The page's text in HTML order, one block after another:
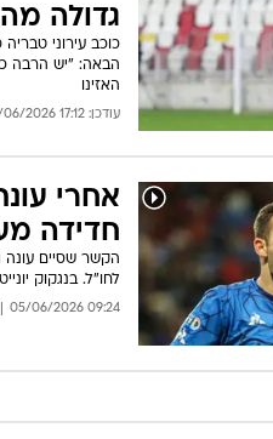
גדולה
הבאה: "יש הרבה
האזינו
עודכן: 17:12 07/06/2026
אחרי
חדידה
לחו"ל. בנגקוק
09:24 05/06/2026